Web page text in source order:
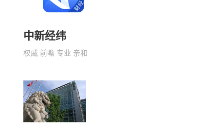
中新经纬
权威 前瞻 专业 亲和